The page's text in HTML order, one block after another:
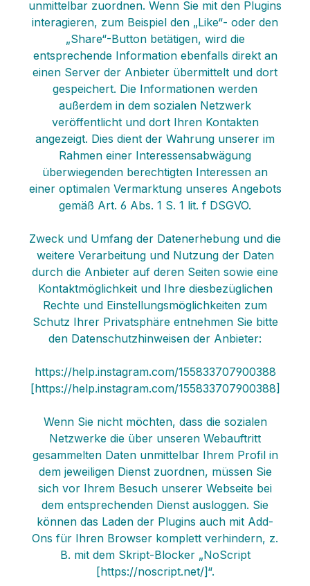
unmittelbar zuordnen. Wenn Sie mit den Plugins
interagieren, zum Beispiel den „Like“- oder den
„Share“-Button betätigen, wird die
entsprechende Information ebenfalls direkt an
einen Server der Anbieter übermittelt und dort
gespeichert. Die Informationen werden
außerdem in dem sozialen Netzwerk
veröffentlicht und dort Ihren Kontakten
angezeigt. Dies dient der Wahrung unserer im
Rahmen einer Interessensabwägung
überwiegenden berechtigten Interessen an
einer optimalen Vermarktung unseres Angebots
gemäß Art. 6 Abs. 1 S. 1 lit. f DSGVO.
Zweck und Umfang der Datenerhebung und die
weitere Verarbeitung und Nutzung der Daten
durch die Anbieter auf deren Seiten sowie eine
Kontaktmöglichkeit und Ihre diesbezüglichen
Rechte und Einstellungsmöglichkeiten zum
Schutz Ihrer Privatsphäre entnehmen Sie bitte
den Datenschutzhinweisen der Anbieter:
https://help.instagram.com/155833707900388
[https://help.instagram.com/155833707900388]
Wenn Sie nicht möchten, dass die sozialen
Netzwerke die über unseren Webauftritt
gesammelten Daten unmittelbar Ihrem Profil in
dem jeweiligen Dienst zuordnen, müssen Sie
sich vor Ihrem Besuch unserer Webseite bei
dem entsprechenden Dienst ausloggen. Sie
können das Laden der Plugins auch mit Add-
Ons für Ihren Browser komplett verhindern, z.
B. mit dem Skript-Blocker „NoScript
[https://noscript.net/]“.